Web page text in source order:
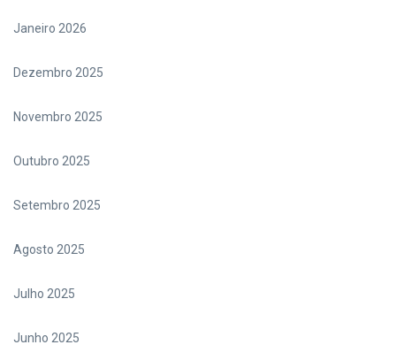
Janeiro 2026
Dezembro 2025
Novembro 2025
Outubro 2025
Setembro 2025
Agosto 2025
Julho 2025
Junho 2025